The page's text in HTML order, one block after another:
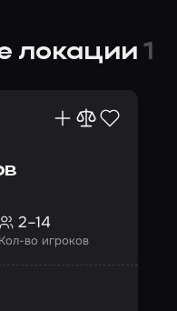
локации1
Кол-во игроков
2–14